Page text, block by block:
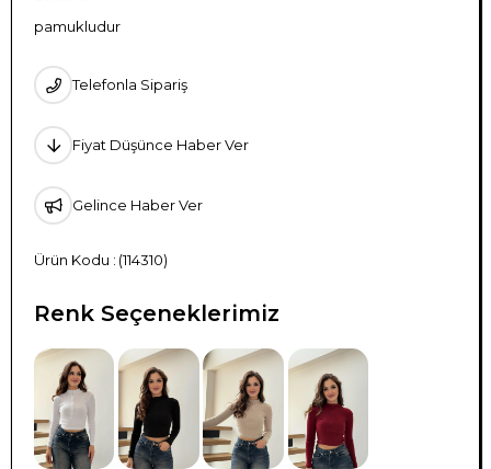
pamukludur
Telefonla Sipariş
Fiyat Düşünce Haber Ver
Gelince Haber Ver
(114310)
Renk Seçeneklerimiz
TÜKENDI